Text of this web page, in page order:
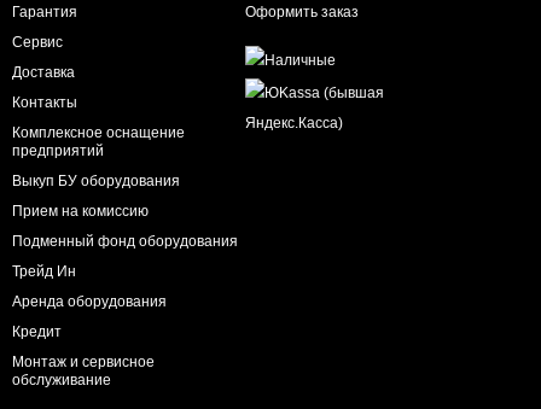
Гарантия
Сервис
Доставка
Контакты
Комплексное оснащение
предприятий
Выкуп БУ оборудования
Прием на комиссию
Подменный фонд оборудования
Трейд Ин
Аренда оборудования
Кредит
Монтаж и сервисное
обслуживание
Оформить заказ